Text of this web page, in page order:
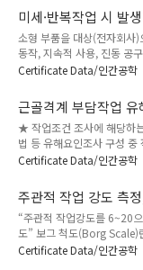
험하다.고속 주행일수록 C/
기를 나타내는 척도로 40
증가 시 2배로 증가a) phon
한 값b) 1,000 Hz에서는
대척도 (2배 = 2배 크게
phon = 16 sonephon 필요
미세·반복작업 시 발
환
소형 부품을 대상(전자회사
동작, 지속적 사용, 진동 공
혈관에 지속적인 부담을 유
업이 필요한 작업자의 손과
1. 무지수근 중수관절의 퇴
증 질환 및 메커니즘 1. 무
지손가락 수근중수관절
Osteoarthritis, CMC OA) 엄
Tenosynovitis) 힘줄이 부
Certificate Data/인간공학
근골격계 부담작업
항목
★ 작업조건 조사에 해당하
법 등 유해요인조사 구성 중
적절한 자세과도한 힘접촉
근골격계부담작업을 하는
대한 유해요인조사(정기조
업장의 경우에는 신설일부
를 하여야 한다. 다음(가)~(
져 있거나 적절한 방법이 아
Certificate Data/인간공학
주관적 작업 강도 측
“주관적 작업강도를 6~20
도” 보그 척도(Borg Scale)
신체적 노력의 정도를 주관
Certificate Data/인간공학